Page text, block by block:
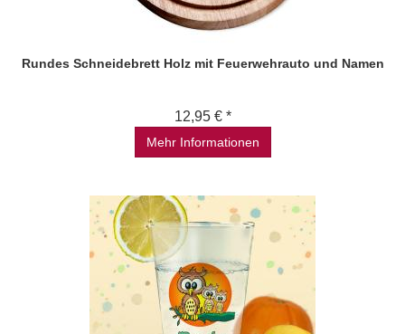
Rundes Schneidebrett Holz mit Feuerwehrauto und Namen
12,95 € *
Mehr Informationen